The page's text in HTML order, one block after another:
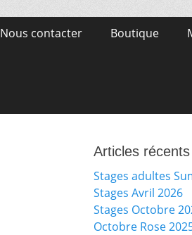
Nous contacter Boutique
Articles récents
Stages adultes
Stages Avril 2026
Stages Octobre
Octobre Rose